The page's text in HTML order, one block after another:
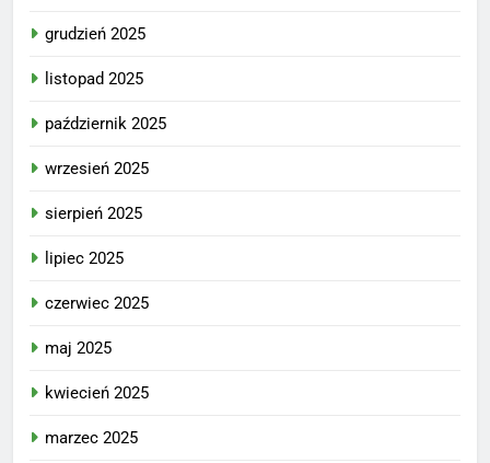
grudzień 2025
listopad 2025
październik 2025
wrzesień 2025
sierpień 2025
lipiec 2025
czerwiec 2025
maj 2025
kwiecień 2025
marzec 2025